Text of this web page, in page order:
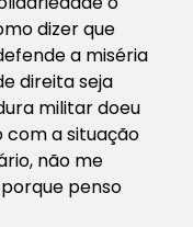
dizer que
a miséria
direita seja
militar doeu
com a situação
não me
penso